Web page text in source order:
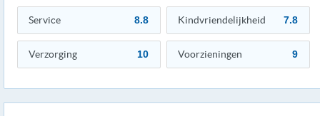
Service 8.8 Kindvriendelijkheid 7.8
Verzorging 10 Voorzieningen 9